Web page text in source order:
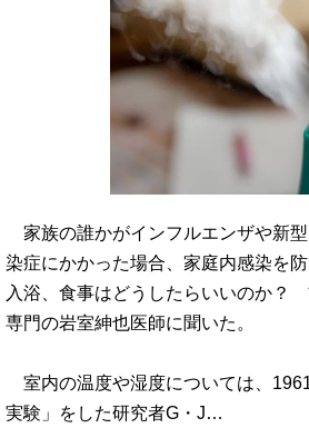
家族の誰かがインフルエンザや新
染症にかかった場合、家庭内感染を
入浴、食事はどうしたらいいのか？
専門の岩室紳也医師に聞いた。
室内の温度や湿度については、
実験」をした研究者G・J…